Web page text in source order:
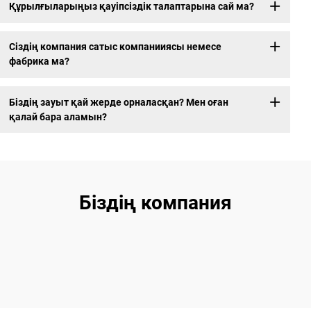
Құрылғыларыңыз қауіпсіздік талаптарына сай ма?
Сіздің компания сатыс компанииясы немесе
фабрика ма?
Біздің зауыт қай жерде орналасқан? Мен оған
қалай бара аламын?
Біздің компания